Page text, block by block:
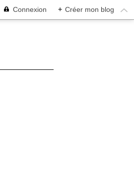
Connexion + Créer mon blog